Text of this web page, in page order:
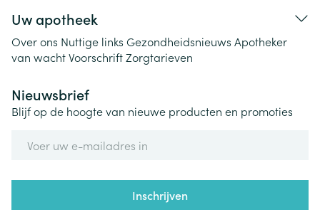
Uw apotheek
Over ons Nuttige links Gezondheidsnieuws Apotheker
van wachtVoorschriftZorgtarieven
Nieuwsbrief
Blijf op de hoogte van nieuwe producten en promoties
Inschrijven